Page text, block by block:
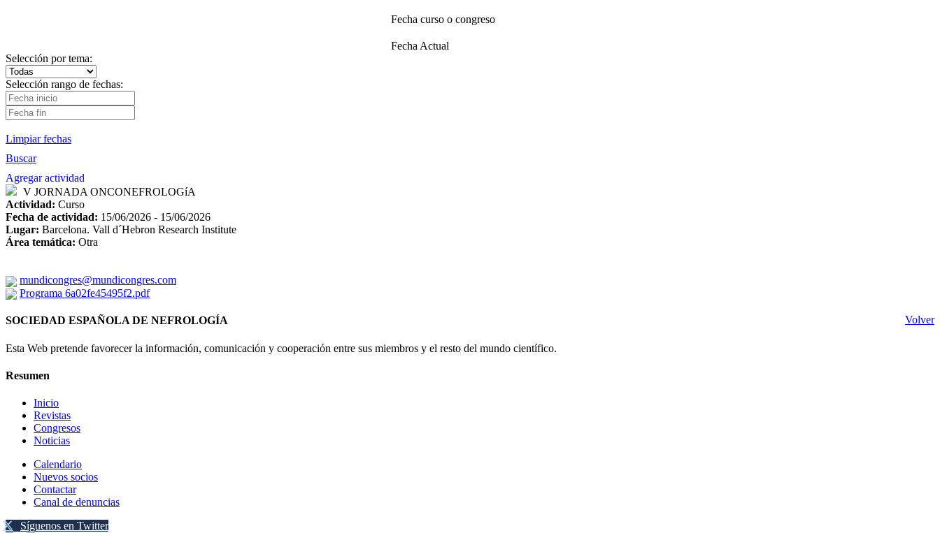
Fecha curso o congreso
Fecha Actual
Selección por tema:
Selección rango de fechas:
Limpiar fechas
Buscar
Agregar actividad
V JORNADA ONCONEFROLOGíA
Actividad: Curso
Fecha de actividad: 15/06/2026 - 15/06/2026
Lugar: Barcelona. Vall d´Hebron Research Institute
Área temática: Otra
mundicongres@mundicongres.com
Programa 6a02fe45495f2.pdf
Volver
SOCIEDAD ESPAÑOLA DE NEFROLOGÍA
Esta Web pretende favorecer la información, comunicación y cooperación entre sus miembros y el resto del mundo científico.
Resumen
Inicio
Revistas
Congresos
Noticias
Calendario
Nuevos socios
Contactar
Canal de denuncias
Síguenos en Twitter